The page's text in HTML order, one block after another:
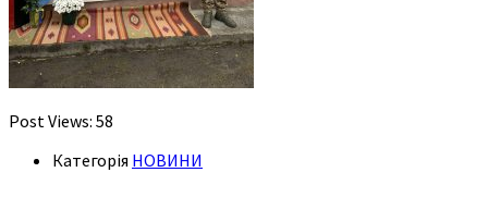
Post Views: 58
Категорія НОВИНИ